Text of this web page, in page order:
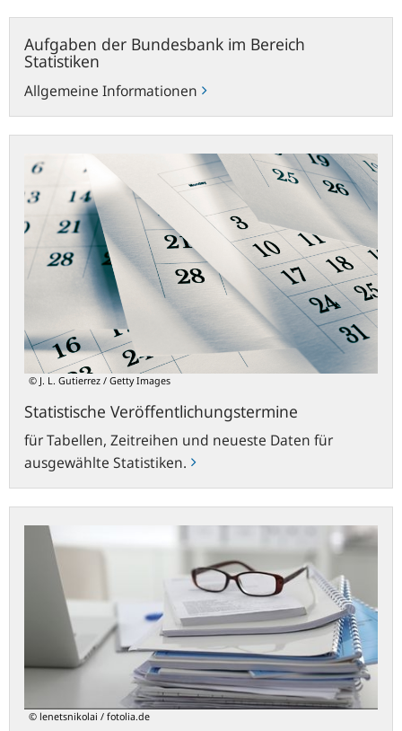
Aufgaben der Bundesbank im Bereich
Statistiken
Allgemeine Informationen
der
Bundesbank
im
Bereich
Statistiken
© J. L. Gutierrez / Getty Images
Statistische Veröffentlichungstermine
für Tabellen, Zeitreihen und neueste Daten für
ausgewählte Statistiken.
Veröffentlichungstermine
© lenetsnikolai / fotolia.de
Fachreihen